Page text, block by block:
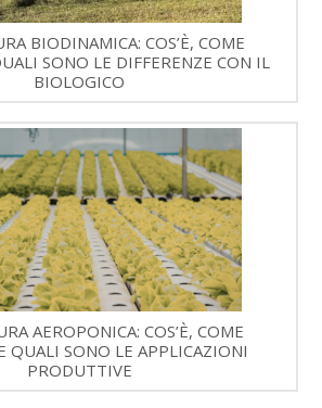
BIODINAMICA: COS’È, COME
SONO LE DIFFERENZE CON IL
BIOLOGICO
AEROPONICA: COS’È, COME
QUALI SONO LE APPLICAZIONI
PRODUTTIVE